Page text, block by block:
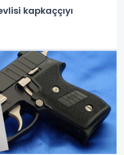
kapkaççıyı